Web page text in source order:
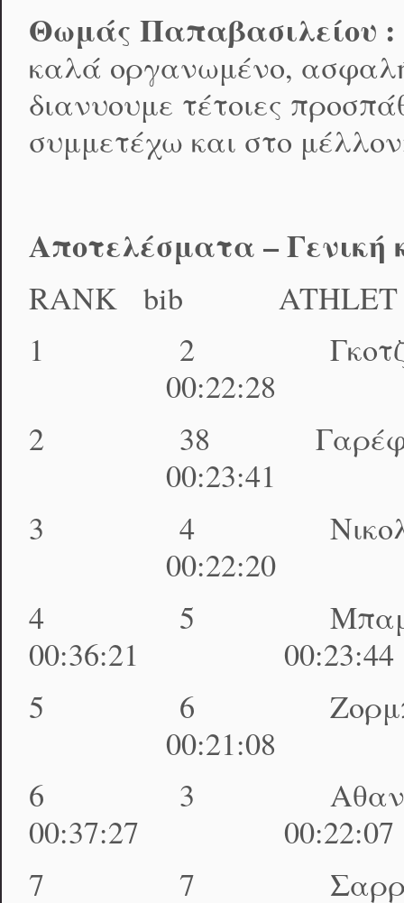
Θωμάς Παπαβασιλείου :
καλά οργανωμένο,
διανυουμε τέτοιες
συμμετέχω και στο
Αποτελέσματα – Γενική
RANK bib
1 2 Γκοτζιάς
00:22:28
2 38 Γαρέφης
00:23:41
3 4
00:22:20
4 5
00:36:21
5 6 Ζορμπάς
00:21:08
6 3
00:37:27
7 7 Σαρρής